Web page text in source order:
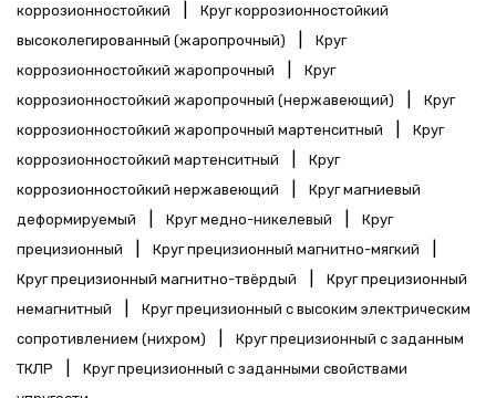
коррозионностойкий
Круг коррозионностойкий
высоколегированный (жаропрочный)
Круг
коррозионностойкий жаропрочный
Круг
коррозионностойкий жаропрочный (нержавеющий)
Круг
коррозионностойкий жаропрочный мартенситный
Круг
коррозионностойкий мартенситный
Круг
коррозионностойкий нержавеющий
Круг магниевый
деформируемый
Круг медно-никелевый
Круг
прецизионный
Круг прецизионный магнитно-мягкий
Круг прецизионный магнитно-твёрдый
Круг прецизионный
немагнитный
Круг прецизионный с высоким электрическим
сопротивлением (нихром)
Круг прецизионный с заданным
ТКЛР
Круг прецизионный с заданными свойствами